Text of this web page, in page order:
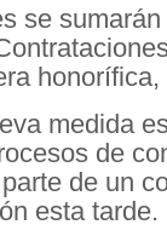
se
medida
de
de un
esta tarde.